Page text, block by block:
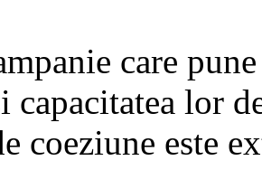
care
capacitatea lor
coeziune este